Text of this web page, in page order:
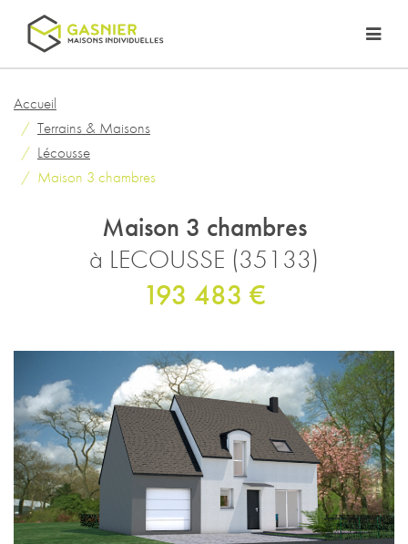
Accueil
Terrains & Maisons
Lécousse
Maison 3 chambres
Maison 3 chambres
à LECOUSSE (35133)
193 483 €